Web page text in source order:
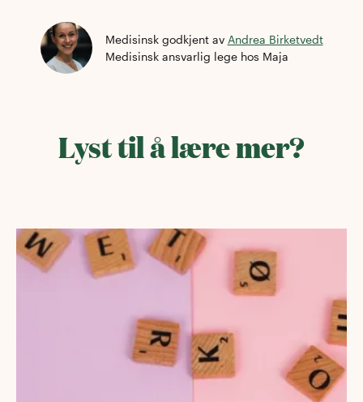
Medisinsk godkjent av Andrea Birketvedt
Medisinsk ansvarlig legehos Maja
Lyst til å lære mer?